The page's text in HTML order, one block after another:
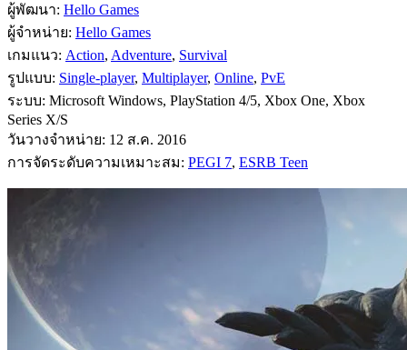
ผู้พัฒนา: Hello Games
ผู้จำหน่าย: Hello Games
เกมแนว: Action, Adventure, Survival
รูปแบบ: Single-player, Multiplayer, Online, PvE
ระบบ: Microsoft Windows, PlayStation 4/5, Xbox One, Xbox
Series X/S
วันวางจำหน่าย: 12 ส.ค. 2016
การจัดระดับความเหมาะสม: PEGI 7, ESRB Teen